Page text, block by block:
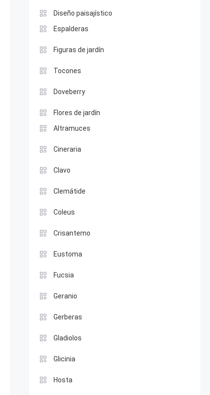
Diseño paisajístico
Espalderas
Figuras de jardín
Tocones
Doveberry
Flores de jardín
Altramuces
Cineraria
Clavo
Clemátide
Coleus
Crisantemo
Eustoma
Fucsia
Geranio
Gerberas
Gladiolos
Glicinia
Hosta